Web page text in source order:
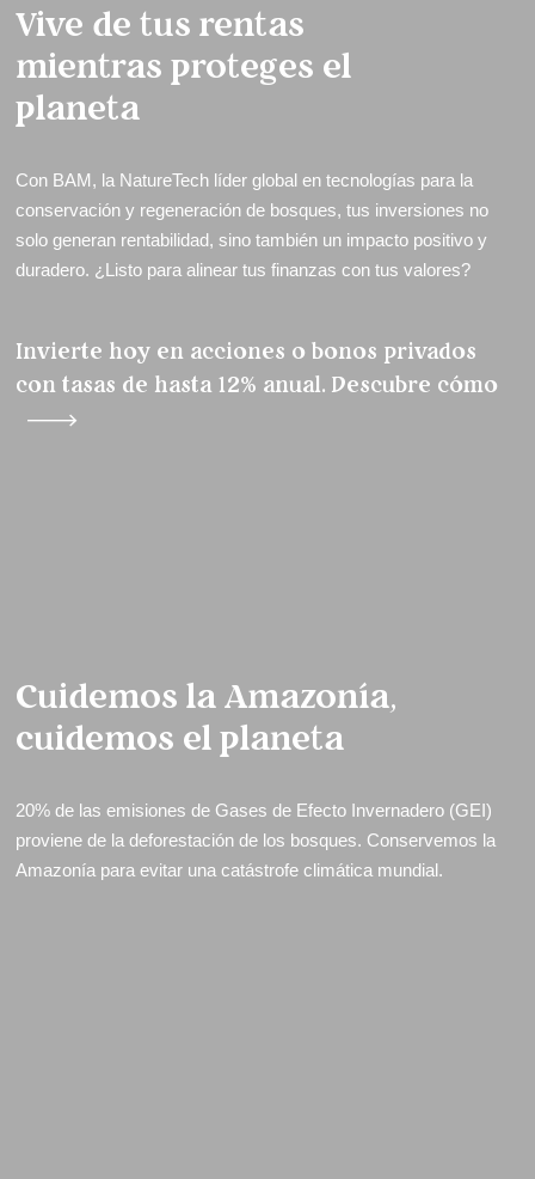
Vive de tus rentas
mientras proteges el
planeta
Con BAM, la NatureTech líder global en tecnologías para la
conservación y regeneración de bosques, tus inversiones no
solo generan rentabilidad, sino también un impacto positivo y
duradero. ¿Listo para alinear tus finanzas con tus valores?
Invierte hoy en acciones o bonos privados
con tasas de hasta 12% anual. Descubre cómo
Cuidemos la Amazonía,
cuidemos el planeta
20% de las emisiones de Gases de Efecto Invernadero (GEI)
proviene de la deforestación de los bosques. Conservemos la
Amazonía para evitar una catástrofe climática mundial.